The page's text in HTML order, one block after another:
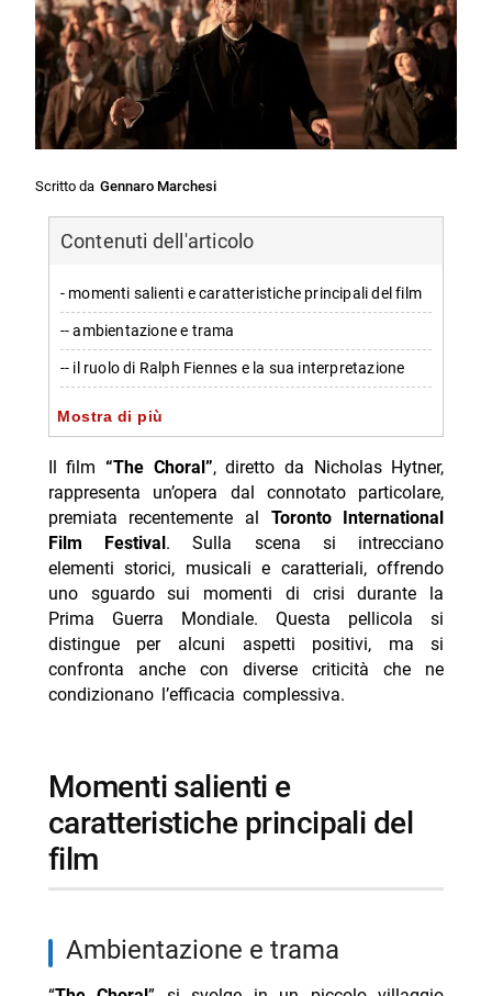
Scritto da Gennaro Marchesi
Contenuti dell'articolo
- momenti salienti e caratteristiche principali del film
-- ambientazione e trama
-- il ruolo di Ralph Fiennes e la sua interpretazione
-- critiche e punti deboli
-- l’apice emotivo e la scena finale
- informazioni di distribuzione e ricezione
-- pro e contro del film
-- Scopri di più da Jump the shark
-- RispondiAnnulla risposta
- Ascolti TV 7 agosto 2026 Tim Summer Hits batte
L’Erede
- Cash or Trash oggi Nove 8 agosto puntata
Mostra di più
Il film“The Choral”, diretto da Nicholas Hytner,
rappresenta un’opera dal connotato particolare,
premiata recentemente al Toronto International
Film Festival. Sulla scena si intrecciano
elementi storici, musicali e caratteriali, offrendo
uno sguardo sui momenti di crisi durante la
Prima Guerra Mondiale. Questa pellicola si
distingue per alcuni aspetti positivi, ma si
confronta anche con diverse criticità che ne
condizionano l’efficacia complessiva.
momenti salienti e
caratteristiche principali del
film
ambientazione e trama